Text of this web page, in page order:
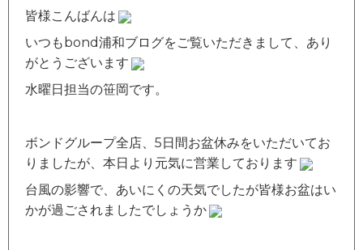
皆様こんばんは
いつもbond浦和ブログをご覧いただきまして、あり
がとうございます
水曜日担当の笹岡です。
ボンドグループ全店、5日間お盆休みをいただいてお
りましたが、本日より元気に営業しております
台風の影響で、あいにくの天気でしたが皆様お盆はい
かが過ごされましたでしょうか